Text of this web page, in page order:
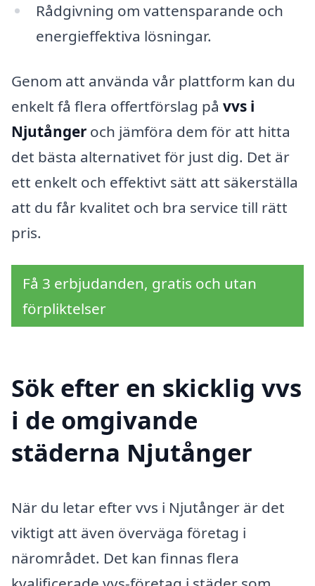
Rådgivning om vattensparande och
energieffektiva lösningar.
Genom att använda vår plattform kan du
enkelt få flera offertförslag på vvs i
Njutånger och jämföra dem för att hitta
det bästa alternativet för just dig. Det är
ett enkelt och effektivt sätt att säkerställa
att du får kvalitet och bra service till rätt
pris.
Få 3 erbjudanden, gratis och utan
förpliktelser
Sök efter en skicklig vvs
i de omgivande
städerna Njutånger
När du letar efter vvs i Njutånger är det
viktigt att även överväga företag i
närområdet. Det kan finnas flera